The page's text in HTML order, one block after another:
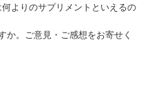
よりのサプリメントといえるの
か。ご意見・ご感想をお寄せく